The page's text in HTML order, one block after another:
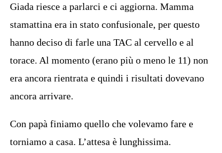
Giada riesce a parlarci e ci aggiorna. Mamma
stamattina era in stato confusionale, per questo
hanno deciso di farle una TAC al cervello e al
torace. Al momento (erano più o meno le 11) non
era ancora rientrata e quindi i risultati dovevano
ancora arrivare.
Con papà finiamo quello che volevamo fare e
torniamo a casa. L’attesa è lunghissima.